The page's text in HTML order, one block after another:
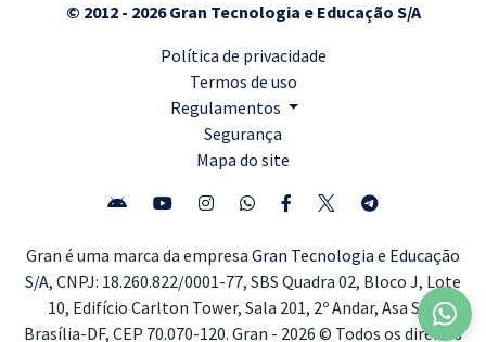
© 2012 - 2026 Gran Tecnologia e Educação S/A
Política de privacidade
Termos de uso
Regulamentos
Segurança
Mapa do site
Gran é uma marca da empresa Gran Tecnologia e Educação
S/A, CNPJ: 18.260.822/0001-77, SBS Quadra 02, Bloco J, Lote
10, Edifício Carlton Tower, Sala 201, 2º Andar, Asa Sul,
Brasília-DF, CEP 70.070-120. Gran - 2026 © Todos os direitos